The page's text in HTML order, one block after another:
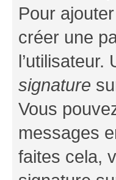
Pour
créer une
signature
Vous
messages
faites cela,